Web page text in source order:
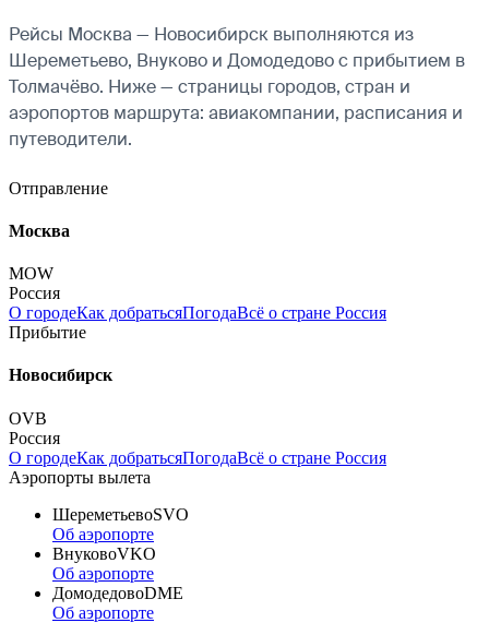
Рейсы Москва — Новосибирск выполняются из
Шереметьево, Внуково и Домодедово с прибытием в
Толмачёво. Ниже — страницы городов, стран и
аэропортов маршрута: авиакомпании, расписания и
путеводители.
Отправление
Москва
MOW
Россия
О городеКак добратьсяПогодаВсё о стране Россия
Прибытие
Новосибирск
OVB
Россия
О городеКак добратьсяПогодаВсё о стране Россия
Аэропорты вылета
ШереметьевоSVO
Об аэропорте
ВнуковоVKO
Об аэропорте
ДомодедовоDME
Об аэропорте